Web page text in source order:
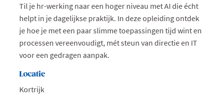
Til je hr-werking naar een hoger niveau met AI die écht
helpt in je dagelijkse praktijk. In deze opleiding ontdek
je hoe je met een paar slimme toepassingen tijd wint en
processen vereenvoudigt, mét steun van directie en IT
voor een gedragen aanpak.
Locatie
Kortrijk